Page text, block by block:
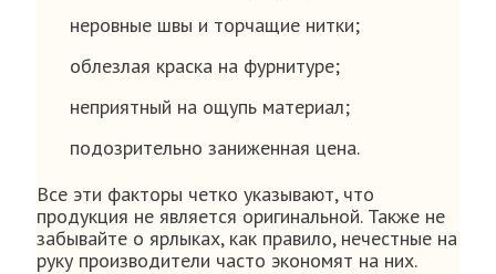
неровные швы и торчащие нитки;
облезлая краска на фурнитуре;
неприятный на ощупь материал;
подозрительно заниженная цена.
Все эти факторы четко указывают, что
продукция не является оригинальной. Также не
забывайте о ярлыках, как правило, нечестные на
руку производители часто экономят на них.